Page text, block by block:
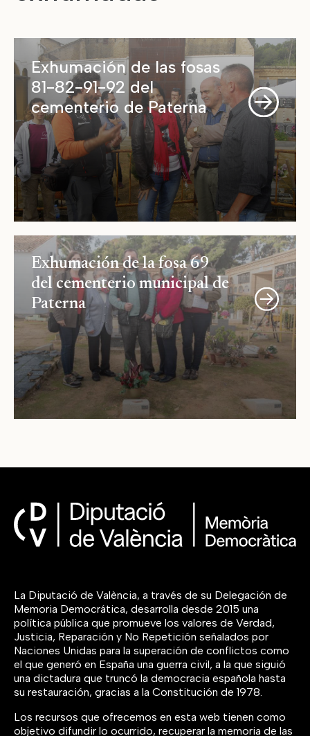
Exhumación de las fosas
81-82-91-92 del
cementerio de Paterna
Exhumación de la fosa 69
del cementerio municipal de
Paterna
La Diputació de València, a través de su Delegación de
Memoria Democrática, desarrolla desde 2015 una
política pública que promueve los valores de Verdad,
Justicia, Reparación y No Repetición señalados por
Naciones Unidas para la superación de conflictos como
el que generó en España una guerra civil, a la que siguió
una dictadura que truncó la democracia española hasta
su restauración, gracias a la Constitución de 1978.
Los recursos que ofrecemos en esta web tienen como
objetivo difundir lo ocurrido, recuperar la memoria de las